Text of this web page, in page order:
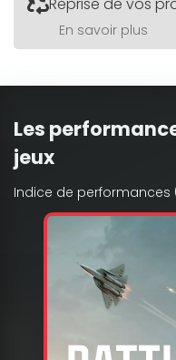
Reprise de vos
En savoir plus
Les
jeux
Indice de performances